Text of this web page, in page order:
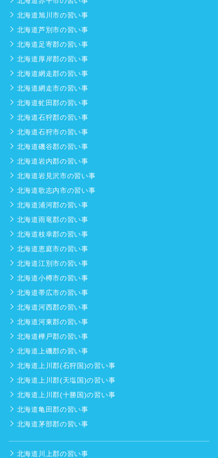
北海道旭川市の習い事
北海道芦別市の習い事
北海道足寄郡の習い事
北海道厚岸郡の習い事
北海道網走郡の習い事
北海道網走市の習い事
北海道虻田郡の習い事
北海道石狩郡の習い事
北海道石狩市の習い事
北海道磯谷郡の習い事
北海道岩内郡の習い事
北海道岩見沢市の習い事
北海道歌志内市の習い事
北海道浦河郡の習い事
北海道雨竜郡の習い事
北海道枝幸郡の習い事
北海道恵庭市の習い事
北海道江別市の習い事
北海道小樽市の習い事
北海道帯広市の習い事
北海道河西郡の習い事
北海道河東郡の習い事
北海道樺戸郡の習い事
北海道上磯郡の習い事
北海道上川郡(石狩国)の習い事
北海道上川郡(天塩国)の習い事
北海道上川郡(十勝国)の習い事
北海道亀田郡の習い事
北海道茅部郡の習い事
北海道川上郡の習い事